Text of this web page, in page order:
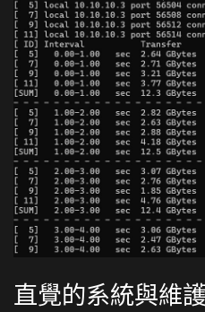
直覺的系統與維